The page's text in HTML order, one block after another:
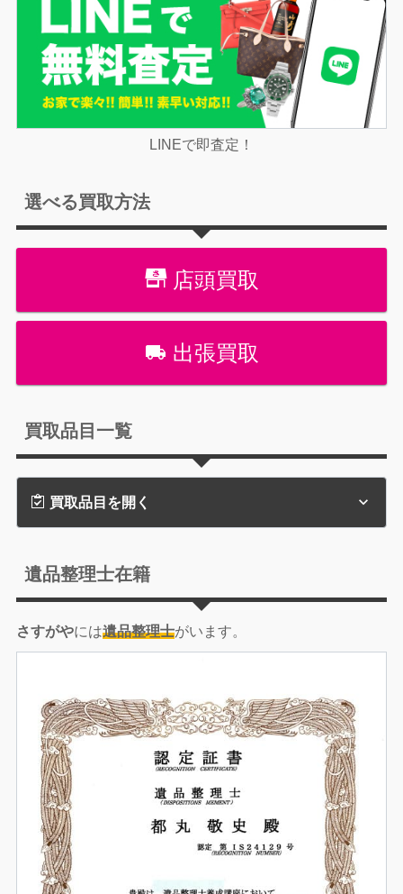
LINEで即査定！
選べる買取方法
店頭買取
出張買取
買取品目一覧
買取品目を開く
遺品整理士在籍
さすがやには遺品整理士がいます。